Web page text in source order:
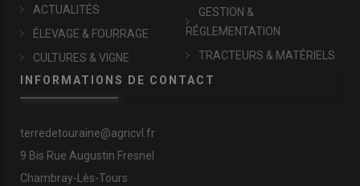
ACTUALITÉS
ÉLEVAGE & FOURRAGE
CULTURES & VIGNE
GESTION &
RÉGLEMENTATION
TRACTEURS & MATÉRIELS
INFORMATIONS DE CONTACT
terredetouraine@agricvl.fr
9 Bis Rue Augustin Fresnel
Chambray-Lès-Tours